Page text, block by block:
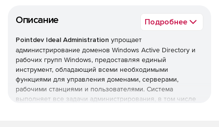
Описание Подробнее
Pointdev Ideal Administration упрощает
администрирование доменов Windows Active Directory и
рабочих групп Windows, предоставляя единый
инструмент, обладающий всеми необходимыми
функциями для управления доменами, серверами,
рабочими станциями и пользователями. Система
выполняет все задачи администрирования, в том числе